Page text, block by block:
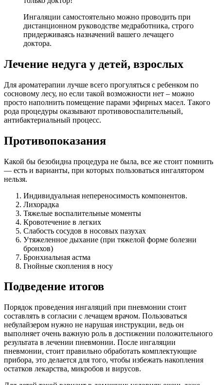
Ингаляции самостоятельно можно проводить при
дистанционном руководстве медработника, строго
придерживаясь назначений вашего лечащего
доктора.
Лечение недуга у детей, взрослых
Для ароматерапии лучше всего прогуляться с ребенком по
сосновому лесу, но если такой возможности нет – можно
просто наполнить помещение парами эфирных масел. Такого
рода процедуры оказывают противовоспалительный,
антибактериальный процесс.
Противопоказания
Какой бы безобидна процедура не была, все же стоит помнить
— есть и варианты, при которых пользоваться ингалятором
нельзя.
Индивидуальная непереносимость компонентов.
Лихорадка
Тяжелые воспалительные моменты
Кровотечение в легких
Слабость сосудов в носовых пазухах
Утяжеленное дыхание (при тяжелой форме болезни
бронхов)
Бронхиальная астма
Гнойные скопления в носу
Подведение итогов
Порядок проведения ингаляций при пневмонии стоит
составлять в согласии с лечащем врачом. Пользоваться
небулайзером нужно не нарушая инструкции, ведь он
выполняет очень важную роль в достижении положительного
результата в лечении пневмонии. После ингаляции
пневмонии, стоит правильно обработать комплектующие
прибора, это делается для того, чтобы избежать накопления
остатков лекарства, микробов и вирусов.